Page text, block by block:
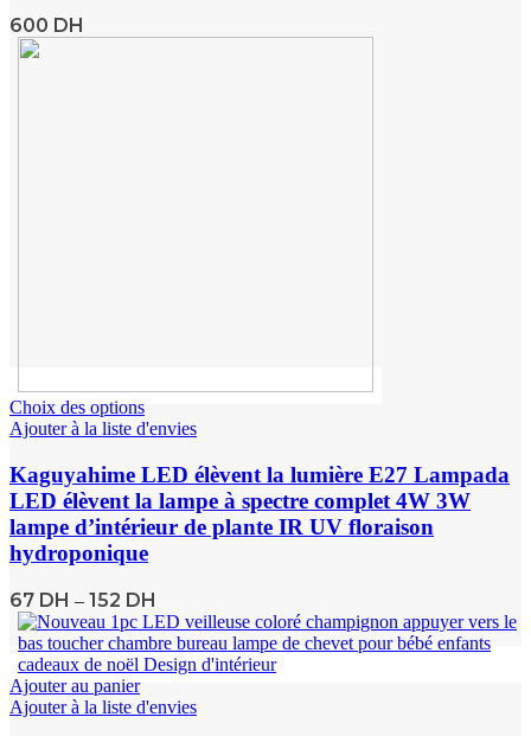
600 DH
Choix des options
Ajouter à la liste d'envies
Kaguyahime LED élèvent la lumière E27 Lampada
LED élèvent la lampe à spectre complet 4W 3W
lampe d’intérieur de plante IR UV floraison
hydroponique
67 DH – 152 DH
Ajouter au panier
Ajouter à la liste d'envies